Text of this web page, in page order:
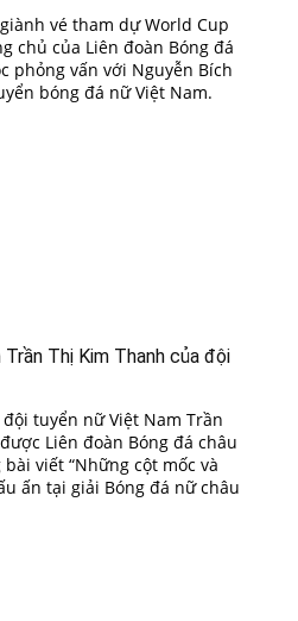
vé tham dự World Cup
chủ của Liên đoàn Bóng đá
phỏng vấn với Nguyễn Bích
bóng đá nữ Việt Nam.
Thị Kim Thanh của đội
tuyển nữ Việt Nam Trần
Liên đoàn Bóng đá châu
viết “Những cột mốc và
ấn tại giải Bóng đá nữ châu